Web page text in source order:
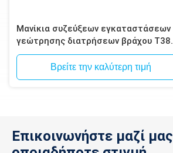
Μανίκια συζεύξεων εγκαταστάσεων
γεώτρησης διατρήσεων βράχου T38
T45 T51 GT60 για το τρυπώντας με
τρυπάνι μανίκι συζεύξεων βράχου
μεταλλείας
Βρείτε την καλύτερη τιμή
Επικοινωνήστε μαζί μας